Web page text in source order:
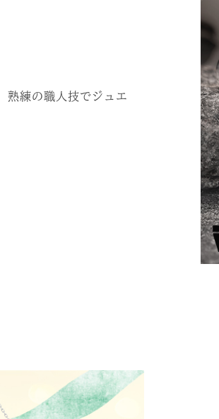
熟練の職人技でジュエ